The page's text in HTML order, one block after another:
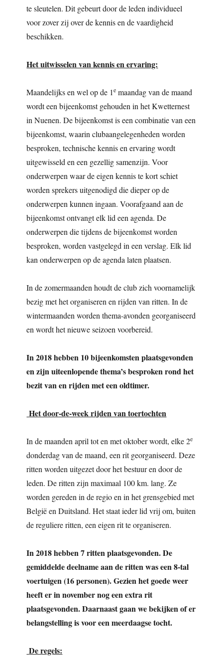
te sleutelen. Dit gebeurt door de leden individueel
voor zover zij over de kennis en de vaardigheid
beschikken.
Het uitwisselen van kennis en ervaring:
Maandelijks en wel op de 1e maandag van de maand
wordt een bijeenkomst gehouden in het Kwetternest
in Nuenen. De bijeenkomst is een combinatie van een
bijeenkomst, waarin clubaangelegenheden worden
besproken, technische kennis en ervaring wordt
uitgewisseld en een gezellig samenzijn. Voor
onderwerpen waar de eigen kennis te kort schiet
worden sprekers uitgenodigd die dieper op de
onderwerpen kunnen ingaan. Voorafgaand aan de
bijeenkomst ontvangt elk lid een agenda. De
onderwerpen die tijdens de bijeenkomst worden
besproken, worden vastgelegd in een verslag. Elk lid
kan onderwerpen op de agenda laten plaatsen.
In de zomermaanden houdt de club zich voornamelijk
bezig met het organiseren en rijden van ritten. In de
wintermaanden worden thema-avonden georganiseerd
en wordt het nieuwe seizoen voorbereid.
In 2018 hebben 10 bijeenkomsten plaatsgevonden
en zijn uiteenlopende thema’s besproken rond het
bezit van en rijden met een oldtimer.
Het door-de-week rijden van toertochten
In de maanden april tot en met oktober wordt, elke 2e
donderdag van de maand, een rit georganiseerd. Deze
ritten worden uitgezet door het bestuur en door de
leden. De ritten zijn maximaal 100 km. lang. Ze
worden gereden in de regio en in het grensgebied met
België en Duitsland. Het staat ieder lid vrij om, buiten
de reguliere ritten, een eigen rit te organiseren.
In 2018 hebben 7 ritten plaatsgevonden. De
gemiddelde deelname aan de ritten was een 8-tal
voertuigen (16 personen). Gezien het goede weer
heeft er in november nog een extra rit
plaatsgevonden. Daarnaast gaan we bekijken of er
belangstelling is voor een meerdaagse tocht.
De regels: